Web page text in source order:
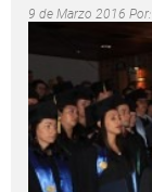
9 de Marzo 2016 Por: